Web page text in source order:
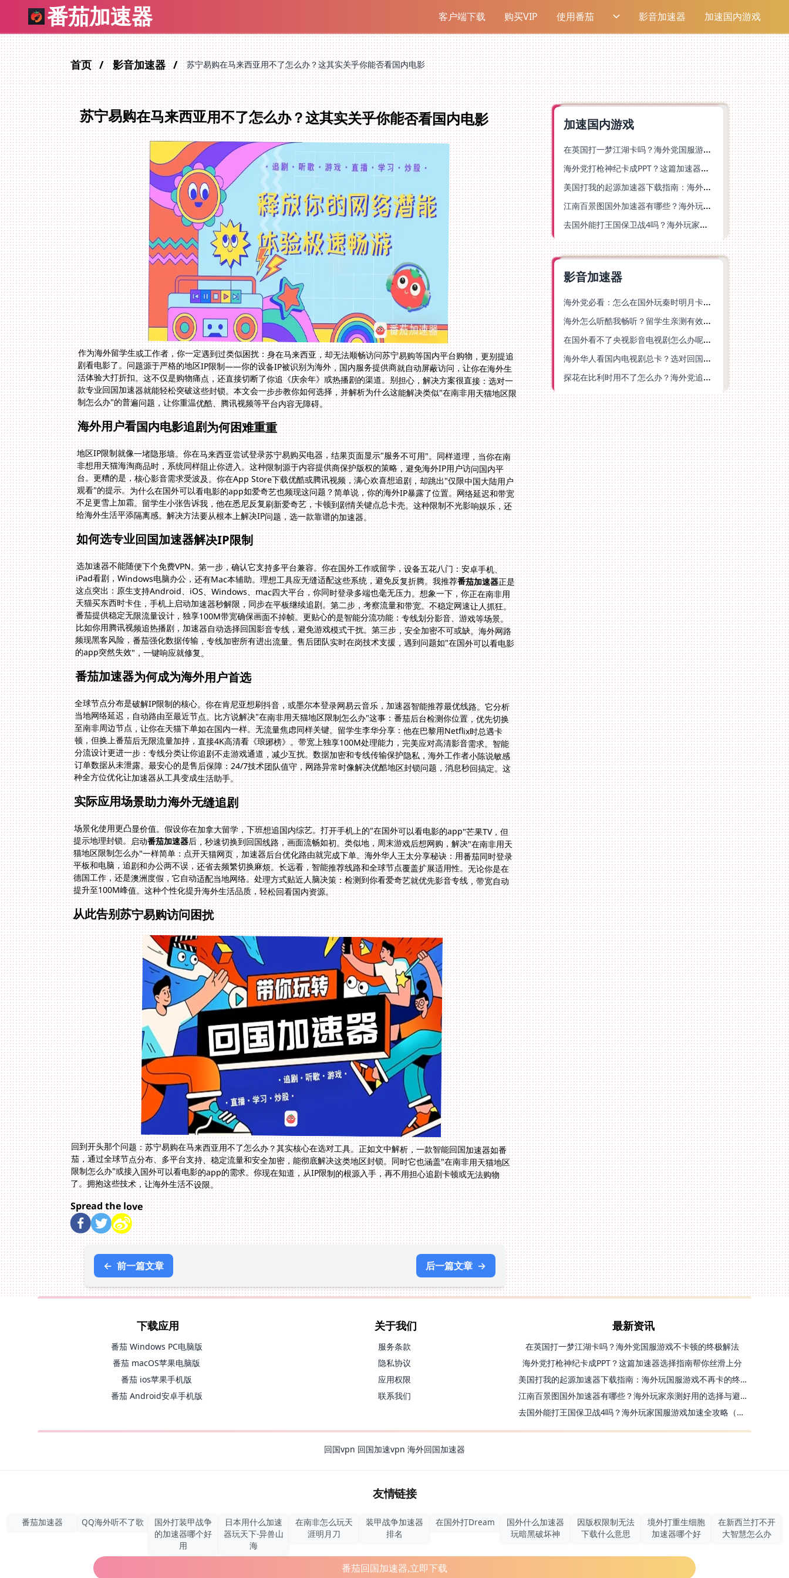
番茄加速器 客户端下载 购买VIP 使用番茄 影音加速器 加速国内游戏
首页 影音加速器 苏宁易购在马来西亚用不了怎么办？这其实关乎你能否看国内电影
苏宁易购在马来西亚用不了怎么办？这其实关乎你能否看国内电影
作为海外留学生或工作者，你一定遇到过类似困扰：身在马来西亚，却无法顺畅访问苏宁易购等国内平台购物，更别提追
剧看电影了。问题源于严格的地区IP限制——你的设备IP被识别为海外，国内服务提供商就自动屏蔽访问，让你在海外生
活体验大打折扣。这不仅是购物痛点，还直接切断了你追《庆余年》或热播剧的渠道。别担心，解决方案很直接：选对一
款专业回国加速器就能轻松突破这些封锁。本文会一步步教你如何选择，并解析为什么这能解决类似"在南非用天猫地区限
制怎么办"的普遍问题，让你重温优酷、腾讯视频等平台内容无障碍。
海外用户看国内电影追剧为何困难重重
地区IP限制就像一堵隐形墙。你在马来西亚尝试登录苏宁易购买电器，结果页面显示"服务不可用"。同样道理，当你在南
非想用天猫海淘商品时，系统同样阻止你进入。这种限制源于内容提供商保护版权的策略，避免海外IP用户访问国内平
台。更糟的是，核心影音需求受波及。你在App Store下载优酷或腾讯视频，满心欢喜想追剧，却跳出"仅限中国大陆用户
观看"的提示。为什么在国外可以看电影的app如爱奇艺也频现这问题？简单说，你的海外IP暴露了位置。网络延迟和带宽
不足更雪上加霜。留学生小张告诉我，他在悉尼反复刷新爱奇艺，卡顿到剧情关键点总卡壳。这种限制不光影响娱乐，还
给海外生活平添隔离感。解决方法要从根本上解决IP问题，选一款靠谱的加速器。
如何选专业回国加速器解决IP限制
选加速器不能随便下个免费VPN。第一步，确认它支持多平台兼容。你在国外工作或留学，设备五花八门：安卓手机、
iPad看剧，Windows电脑办公，还有Mac本辅助。理想工具应无缝适配这些系统，避免反复折腾。我推荐番茄加速器正是
这点突出：原生支持Android、iOS、Windows、mac四大平台，你同时登录多端也毫无压力。想象一下，你正在南非用
天猫买东西时卡住，手机上启动加速器秒解限，同步在平板继续追剧。第二步，考察流量和带宽。不稳定网速让人抓狂。
番茄提供稳定无限流量设计，独享100M带宽确保画面不掉帧。更贴心的是智能分流功能：专线划分影音、游戏等场景。
比如你用腾讯视频追热播剧，加速器自动选择回国影音专线，避免游戏模式干扰。第三步，安全加密不可或缺。海外网路
频现黑客风险，番茄强化数据传输，专线加密所有进出流量。售后团队实时在岗技术支援，遇到问题如"在国外可以看电影
的app突然失效"，一键响应就修复。
番茄加速器为何成为海外用户首选
全球节点分布是破解IP限制的核心。你在肯尼亚想刷抖音，或墨尔本登录网易云音乐，加速器智能推荐最优线路。它分析
当地网络延迟，自动路由至最近节点。比方说解决"在南非用天猫地区限制怎么办"这事：番茄后台检测你位置，优先切换
至南非周边节点，让你在天猫下单如在国内一样。无流量焦虑同样关键。留学生李华分享：他在巴黎用Netflix时总遇卡
顿，但换上番茄后无限流量加持，直接4K高清看《琅琊榜》。带宽上独享100M处理能力，完美应对高清影音需求。智能
分流设计更进一步：专线分类让你追剧不走游戏通道，减少互扰。数据加密和专线传输保护隐私，海外工作者小陈说敏感
订单数据从未泄露。最安心的是售后保障：24/7技术团队值守，网路异常时像解决优酷地区封锁问题，消息秒回搞定。这
种全方位优化让加速器从工具变成生活助手。
实际应用场景助力海外无缝追剧
场景化使用更凸显价值。假设你在加拿大留学，下班想追国内综艺。打开手机上的"在国外可以看电影的app"芒果TV，但
提示地理封锁。启动番茄加速器后，秒速切换到回国线路，画面流畅如初。类似地，周末游戏后想网购，解决"在南非用天
猫地区限制怎么办"一样简单：点开天猫网页，加速器后台优化路由就完成下单。海外华人王太分享秘诀：用番茄同时登录
平板和电脑，追剧和办公两不误，还省去频繁切换麻烦。长远看，智能推荐线路和全球节点覆盖扩展适用性。无论你是在
德国工作，还是澳洲度假，它自动适配当地网络。处理方式贴近人脑决策：检测到你看爱奇艺就优先影音专线，带宽自动
提升至100M峰值。这种个性化提升海外生活品质，轻松回看国内资源。
从此告别苏宁易购访问困扰
回到开头那个问题：苏宁易购在马来西亚用不了怎么办？其实核心在选对工具。正如文中解析，一款智能回国加速器如番
茄，通过全球节点分布、多平台支持、稳定流量和安全加密，能彻底解决这类地区封锁。同时它也涵盖"在南非用天猫地区
限制怎么办"或接入国外可以看电影的app的需求。你现在知道，从IP限制的根源入手，再不用担心追剧卡顿或无法购物
了。拥抱这些技术，让海外生活不设限。
Spread the love
← 前一篇文章 后一篇文章 →
加速国内游戏
在英国打一梦江湖卡吗？海外党国服游戏不卡顿的终极解法
海外党打枪神纪卡成PPT？这篇加速器选择指南帮你丝滑上分
美国打我的起源加速器下载指南：海外玩国服游戏不再卡的终极方案
江南百景图国外加速器有哪些？海外玩家亲测好用的选择与避坑指南
去国外能打王国保卫战4吗？海外玩家国服游戏加速全攻略（附公主连结幻想江湖实测）
影音加速器
海外党必看：怎么在国外玩秦时明月卡牌版？附豆瓣EZCast地区限制破解法
海外怎么听酷我畅听？留学生亲测有效的华语内容解锁指南
在国外看不了央视影音电视剧怎么办呢？海外党亲测有效的回国加速方案
海外华人看国内电视剧总卡？选对回国加速器，还能解决菲律宾打不开反诈中心的问题
探花在比利时用不了怎么办？海外党追剧办事全攻略，选对加速器就够了
番茄回国加速器,立即下载
下载应用
番茄 Windows PC电脑版
番茄 macOS苹果电脑版
番茄 ios苹果手机版
番茄 Android安卓手机版
关于我们
服务条款
隐私协议
应用权限
联系我们
最新资讯
在英国打一梦江湖卡吗？海外党国服游戏不卡顿的终极解法
海外党打枪神纪卡成PPT？这篇加速器选择指南帮你丝滑上分
美国打我的起源加速器下载指南：海外玩国服游戏不再卡的终极方案
江南百景图国外加速器有哪些？海外玩家亲测好用的选择与避坑指南
去国外能打王国保卫战4吗？海外玩家国服游戏加速全攻略（附公主连结幻想江湖实测）
回国vpn 回国加速vpn 海外回国加速器
友情链接
番茄加速器 QQ海外听不了歌
国外打装甲战争
的加速器哪个好
用
日本用什么加速
器玩天下-异兽山
海
在南非怎么玩天
涯明月刀
装甲战争加速器
排名
在国外打Dream
国外什么加速器
玩暗黑破坏神
因版权限制无法
下载什么意思
境外打重生细胞
加速器哪个好
在新西兰打不开
大智慧怎么办